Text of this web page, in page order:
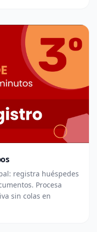
registra huéspedes
Procesa
sin colas en